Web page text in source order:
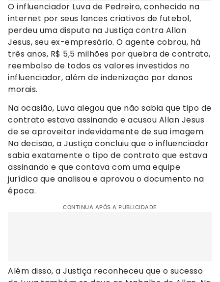
O influenciador Luva de Pedreiro, conhecido na
internet por seus lances criativos de futebol,
perdeu uma disputa na Justiça contra Allan
Jesus, seu ex-empresário. O agente cobrou, há
três anos, R$ 5,5 milhões por quebra de contrato,
reembolso de todos os valores investidos no
influenciador, além de indenização por danos
morais.
Na ocasião, Luva alegou que não sabia que tipo de
contrato estava assinando e acusou Allan Jesus
de se aproveitar indevidamente de sua imagem.
Na decisão, a Justiça concluiu que o influenciador
sabia exatamente o tipo de contrato que estava
assinando e que contava com uma equipe
jurídica que analisou e aprovou o documento na
época.
CONTINUA APÓS A PUBLICIDADE
Além disso, a Justiça reconheceu que o sucesso